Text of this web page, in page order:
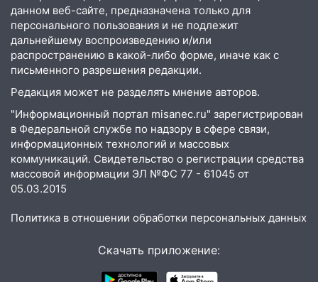
ракетную опасность: звучат сирены
07.08.2026
20:40 Ульяновские аграрии смогут
купить тракторы с отсрочкой платежа
до декабря
19:34 В следственном управлении
состоялось торжественное
мероприятие, приуроченное к
празднованию Дня сотрудника органов
следствия Российской Федерации
поддержать «Симбирскую чебурашку»
Ульяновская область стала
пилотным регионом проекта
данном веб-сайте, предназначена только для
персонального пользования и не подлежит
дальнейшему воспроизведению и/или
распространению в какой-либо форме, иначе как с
письменного разрешения редакции.
Редакция может не разделять мнение авторов.
"Информационный портал misanec.ru" зарегистрирован
в Федеральной службе по надзору в сфере связи,
информационных технологий и массовых
коммуникаций. Свидетельство о регистрации средства
массовой информации ЭЛ №ФС 77 - 61045 от
05.03.2015
Политика в отношении обработки персональных данных
Скачать приложение: